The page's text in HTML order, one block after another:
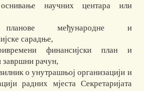
научних центара или
међународне и
сарадње,
финансијски план и
завршни рачун,
о унутрашњој организацији и
радних мјеста Секретаријата